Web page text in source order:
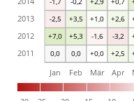
0,0 0,0 +0,0 +2,5
+7,0 +5,3 -1,6 -3,2
-2,5 +3,5 +1,0 +2,6
Jan Feb Mär Apr
2011
2012
2013